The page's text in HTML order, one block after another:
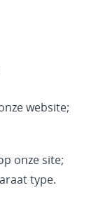
website;
onze site;
type.